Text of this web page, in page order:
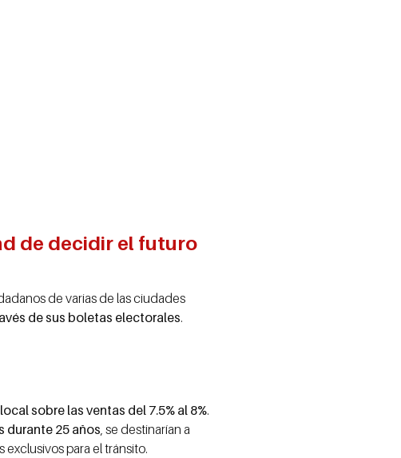
de decidir el futuro
de varias de las ciudades
de sus boletas electorales.
sobre las ventas del 7.5% al 8%.
durante 25 años, se destinarían a
para el tránsito.